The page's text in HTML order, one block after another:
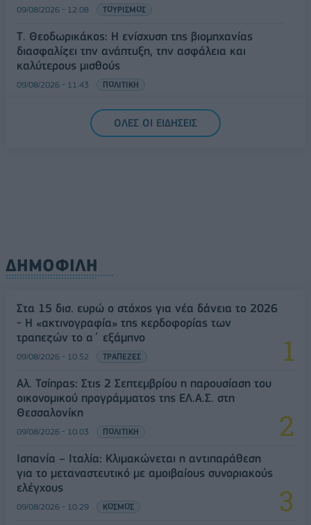
09/08/2026 - 12:08 ΤΟΥΡΙΣΜΟΣ
Τ. Θεοδωρικάκος: Η ενίσχυση της βιομηχανίας
διασφαλίζει την ανάπτυξη, την ασφάλεια και
καλύτερους μισθούς
09/08/2026 - 11:43 ΠΟΛΙΤΙΚΗ
Υπ. Μεταφορών: Οριστική λύση στο ζήτημα των
πινακίδων κυκλοφορίας - Τέλος στις χρονοβόρες
ΟΛΕΣ ΟΙ ΕΙΔΗΣΕΙΣ
ΔΗΜΟΦΙΛΗ
Στα 15 δισ. ευρώ ο στόχος για νέα δάνεια το 2026
- Η «ακτινογραφία» της κερδοφορίας των
τραπεζών το α΄ εξάμηνο
09/08/2026 - 10:52 ΤΡΑΠΕΖΕΣ
Αλ. Τσίπρας: Στις 2 Σεπτεμβρίου η παρουσίαση του
οικονομικού προγράμματος της ΕΛ.Α.Σ. στη
Θεσσαλονίκη
09/08/2026 - 10:03 ΠΟΛΙΤΙΚΗ
Ισπανία – Ιταλία: Κλιμακώνεται η αντιπαράθεση
για το μεταναστευτικό με αμοιβαίους συνοριακούς
ελέγχους
09/08/2026 - 10:29 ΚΟΣΜΟΣ